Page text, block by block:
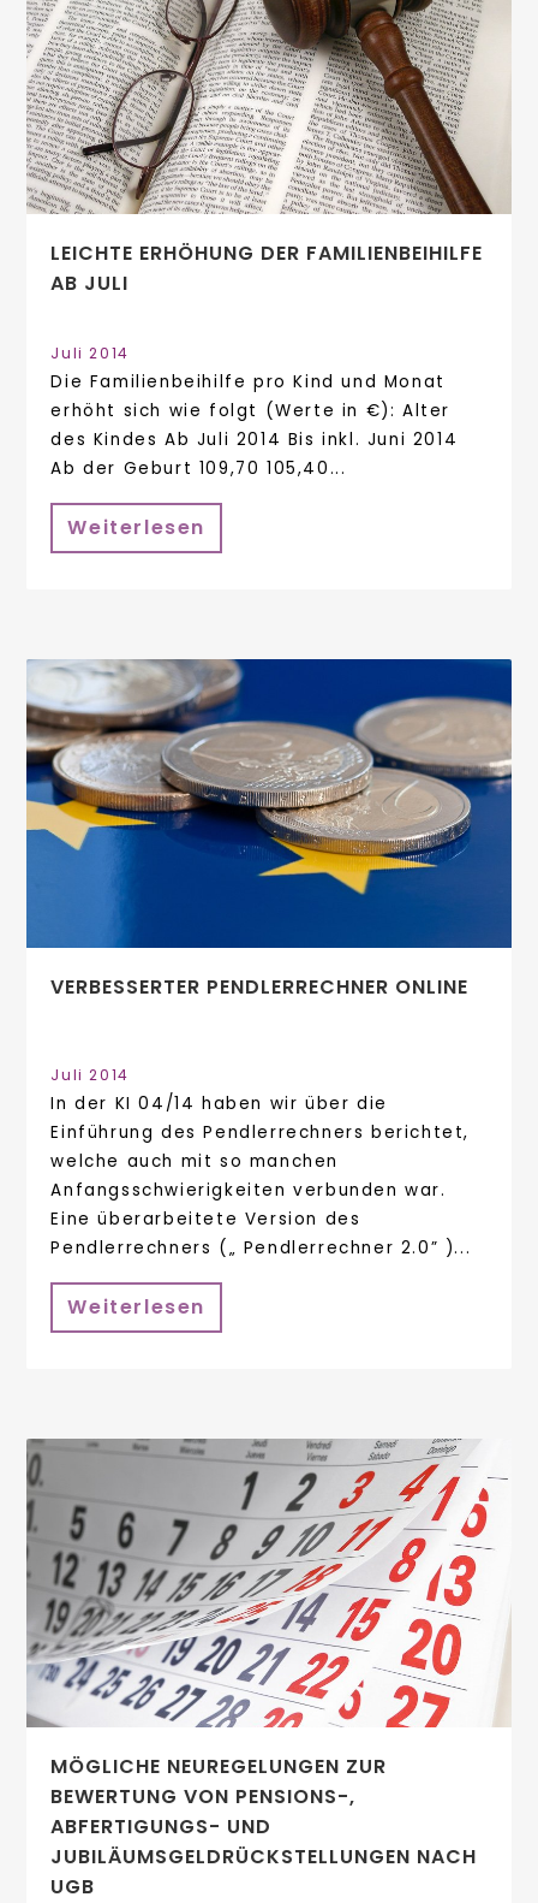
LEICHTE ERHÖHUNG DER FAMILIENBEIHILFE
AB JULI
Juli 2014
Die Familienbeihilfe pro Kind und Monat
erhöht sich wie folgt (Werte in €): Alter
des Kindes Ab Juli 2014 Bis inkl. Juni 2014
Ab der Geburt 109,70 105,40...
Weiterlesen
VERBESSERTER PENDLERRECHNER ONLINE
Juli 2014
In der KI 04/14 haben wir über die
Einführung des Pendlerrechners berichtet,
welche auch mit so manchen
Anfangsschwierigkeiten verbunden war.
Eine überarbeitete Version des
Pendlerrechners („ Pendlerrechner 2.0” )...
Weiterlesen
MÖGLICHE NEUREGELUNGEN ZUR
BEWERTUNG VON PENSIONS-,
ABFERTIGUNGS- UND
JUBILÄUMSGELDRÜCKSTELLUNGEN NACH
UGB